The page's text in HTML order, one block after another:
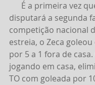
disputará a segunda
competição nacional
estreia, o Zeca
por 5 a 1 fora de
jogando em casa,
TO com goleada por